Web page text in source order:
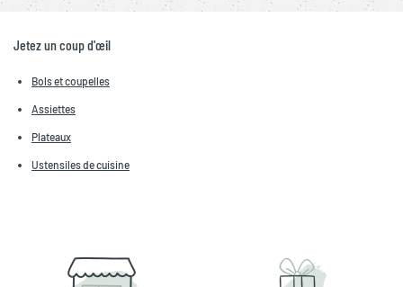
Jetez un coup d'œil
Bols et coupelles
Assiettes
Plateaux
Ustensiles de cuisine